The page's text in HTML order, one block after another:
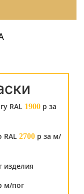
RAL 1900 р за
RAL 2700 р за м/
изделия
м/пог